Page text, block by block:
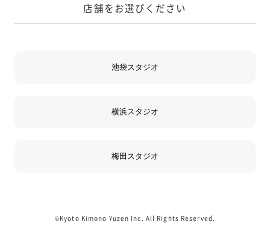
店舗をお選びください
©Kyoto Kimono Yuzen Inc. All Rights Reserved.